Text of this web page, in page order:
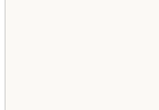
bIsDT =
valueTp =
valueSl =
tp = price +
sl = price +